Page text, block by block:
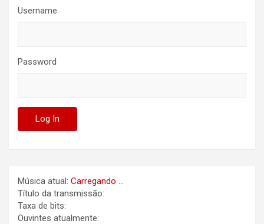
Username
Password
Música atual: Carregando ...
Título da transmissão:
Taxa de bits:
Ouvintes atualmente: